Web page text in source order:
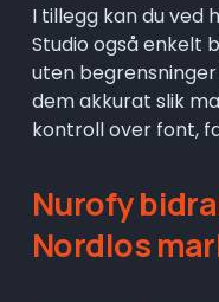
I tillegg kan du ved
Studio også enkelt
uten
dem akkurat slik
kontroll over font,
Nurofy
Nordlos